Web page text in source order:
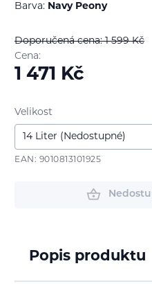
Barva: Navy Peony
Doporučená cena: 1 599Kč
Cena:
1 471 Kč
Velikost
EAN: 9010813101925
Popis produktu